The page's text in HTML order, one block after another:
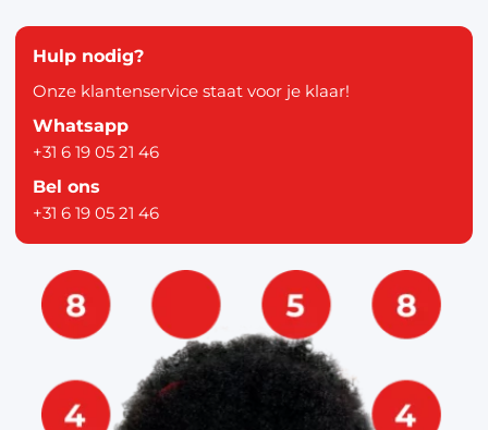
Hulp nodig?
Onze klantenservice staat voor je klaar!
Whatsapp
+31 6 19 05 21 46
Bel ons
+31 6 19 05 21 46